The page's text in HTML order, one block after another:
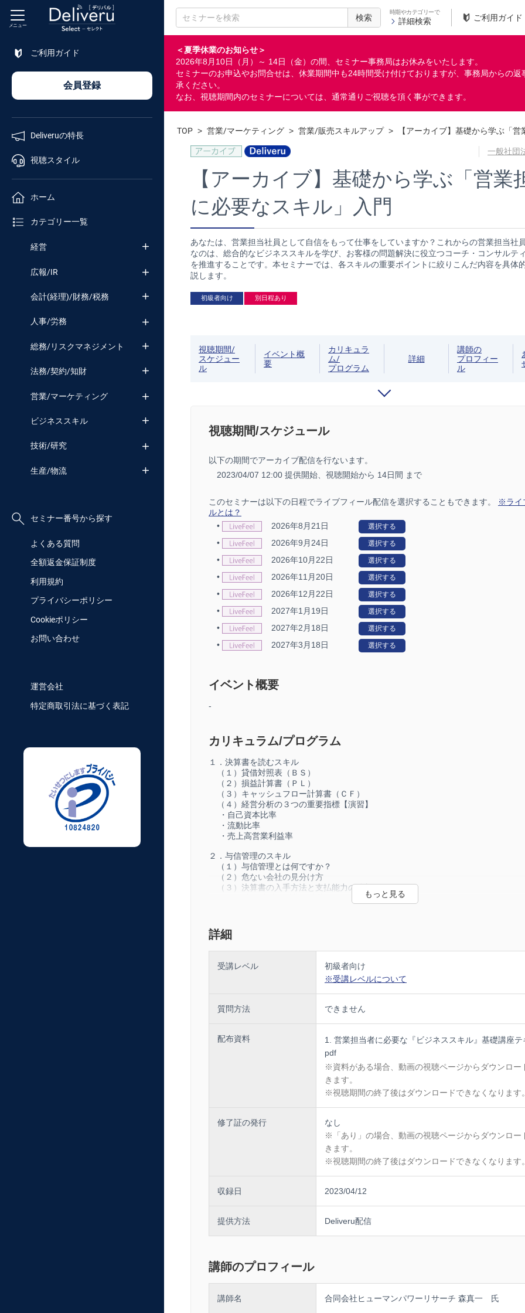
検索
時期やカテゴリーで
詳細検索 ご利用ガイド
＜夏季休業のお知らせ＞
2026年8月10日（月）～ 14日（金）の間、セミナー事務局はお休みをいたします。
セミナーのお申込やお問合せは、休業期間中も24時間受け付けておりますが、事務局からの
承ください。
なお、視聴期間内のセミナーについては、通常通りご視聴を頂く事ができます。
メニュー
ご利用ガイド
会員登録
Deliveruの特長
視聴スタイル
ホーム
カテゴリー一覧
経営
広報/IR
会計(経理)/財務/税務
人事/労務
総務/リスクマネジメント
法務/契約/知財
営業/マーケティング
ビジネススキル
技術/研究
生産/物流
セミナー番号から探す
よくある質問
全額返金保証制度
利用規約
プライバシーポリシー
Cookieポリシー
お問い合わせ
運営会社
特定商取引法に基づく表記
セミナー
番号検索
TOP > 営業/マーケティング > 営業/販売スキルアップ > 【アーカイブ】基礎から学ぶ「
一般社団
【アーカイブ】基礎から学ぶ「営業
に必要なスキル」入門
あなたは、営業担当社員として自信をもって仕事をしていますか？これからの営業担当社
なのは、総合的なビジネススキルを学び、お客様の問題解決に役立つコーチ・コンサルテ
を推進することです。本セミナーでは、各スキルの重要ポイントに絞りこんだ内容を具体
説します。
初級者向け 別日程あり
視聴期間/
スケジュー
ル
イベント概
要
カリキュラ
ム/
プログラム
詳細
講師の
プロフィー
ル
視聴期間/スケジュール
以下の期間でアーカイブ配信を行ないます。
2023/04/07 12:00 提供開始、 視聴開始から 14日間 まで
このセミナーは以下の日程でライブフィール配信を選択することもできます。
※ライ
ルとは？
•
2026年8月21日 選択する
• 2026年9月24日 選択する
• 2026年10月22日 選択する
• 2026年11月20日 選択する
• 2026年12月22日 選択する
• 2027年1月19日 選択する
• 2027年2月18日 選択する
• 2027年3月18日 選択する
イベント概要
-
カリキュラム/プログラム
１．決算書を読むスキル
（１）貸借対照表（ＢＳ）
（２）損益計算書（ＰＬ）
（３）キャッシュフロー計算書（ＣＦ）
（４）経営分析の３つの重要指標【演習】
・自己資本比率
・流動比率
・売上高営業利益率
２．与信管理のスキル
（１）与信管理とは何ですか？
（２）危ない会社の見分け方
（３）決算書の入手方法と支払能力の分析
（５）危険兆候の発見と対応
３．コーチングスキル
（１）コーチングスキルのポイント
・傾聴力
（１）説明スキルのポイント
・要約力
・聴き方
・ノンバーバルコミュニケーション
・性格タイプ別の説得方法【ケーススタディ個人ワーク】
（１）やることリストの活用（やめる仕事を見つける）
（２）細切れ時間の有効活用（専用の仕事を用意する）
（３）報連相の効率化（企画書等の途中経過報告）
詳細
受講レベル
初級者向け
※受講レベルについて
質問方法 できません
配布資料
営業担当者に必要な『ビジネススキル』基礎講座テ
pdf
※資料がある場合、動画の視聴ページからダウンロー
きます。
※視聴期間の終了後はダウンロードできなくなります
修了証の発行
なし
※「あり」の場合、動画の視聴ページからダウンロー
きます。
※視聴期間の終了後はダウンロードできなくなります
収録日 2023/04/12
提供方法 Deliveru配信
講師のプロフィール
講師名 合同会社ヒューマンパワーリサーチ 森真一 氏